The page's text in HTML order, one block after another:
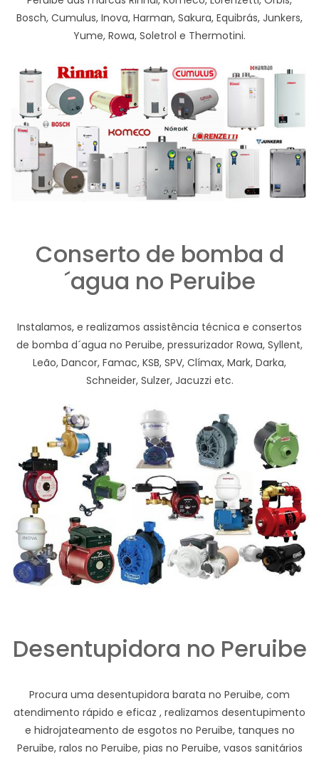
Bosch, Cumulus, Inova, Harman, Sakura, Equibrás, Junkers,
Yume, Rowa, Soletrol e Thermotini.
Conserto de bomba d
´agua no Peruibe
Instalamos, e realizamos assistência técnica e consertos
de bomba d´agua no Peruibe, pressurizador Rowa, Syllent,
Leão, Dancor, Famac, KSB, SPV, Clímax, Mark, Darka,
Schneider, Sulzer, Jacuzzi etc.
Desentupidora no Peruibe
Procura uma desentupidora barata no Peruibe, com
atendimento rápido e eficaz , realizamos desentupimento
e hidrojateamento de esgotos no Peruibe, tanques no
Peruibe, ralos no Peruibe, pias no Peruibe, vasos sanitários